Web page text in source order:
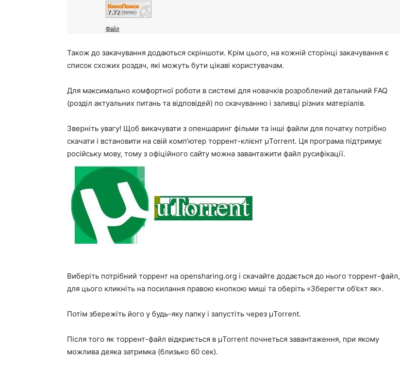
Також до закачування додаються скріншоти. Крім цього, на кожній сторінці закачування є
список схожих роздач, які можуть бути цікаві користувачам.
Для максимально комфортної роботи в системі для новачків розроблений детальний FAQ
(розділ актуальних питань та відповідей) по скачуванню і заливці різних матеріалів.
Зверніть увагу! Щоб викачувати з опеншаринг фільми та інші файли для початку потрібно
скачати і встановити на свій комп’ютер торрент-клієнт µTorrent. Ця програма підтримує
російську мову, тому з офіційного сайту можна завантажити файл русифікації.
Виберіть потрібний торрент на opensharing.org і скачайте додається до нього торрент-файл,
для цього кликніть на посилання правою кнопкою миші та оберіть «Зберегти об’єкт як».
Потім збережіть його у будь-яку папку і запустіть через µTorrent.
Після того як торрент-файл відкриється в µTorrent почнеться завантаження, при якому
можлива деяка затримка (близько 60 сек).